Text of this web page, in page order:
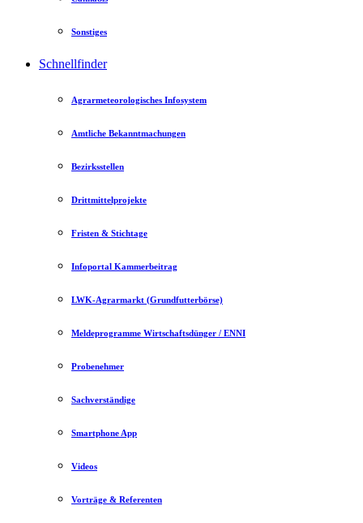
Sonstiges
Schnellfinder
Agrarmeteorologisches Infosystem
Amtliche Bekanntmachungen
Bezirksstellen
Drittmittelprojekte
Fristen & Stichtage
Infoportal Kammerbeitrag
LWK-Agrarmarkt (Grundfutterbörse)
Meldeprogramme Wirtschaftsdünger / ENNI
Probenehmer
Sachverständige
Smartphone App
Videos
Vorträge & Referenten